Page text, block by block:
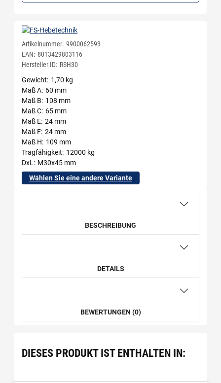
Artikelnummer: 9900062593
EAN: 8013429803116
Hersteller ID: RSH30
Gewicht
1,70 kg
Maß A 60 mm
Maß B
108 mm
Maß C 65 mm
Maß E 24 mm
Maß F 24 mm
Maß H
109 mm
Tragfähigkeit
12000 kg
DxL M30x45 mm
Wählen Sie eine andere Variante
BESCHREIBUNG
DETAILS
BEWERTUNGEN (0)
DIESES PRODUKT IST ENTHALTEN IN: